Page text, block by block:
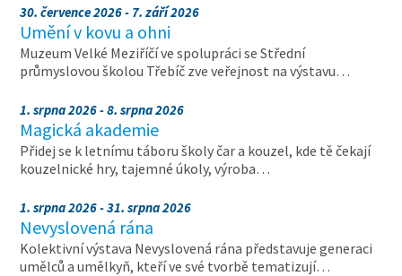
30. července 2026 - 7. září 2026
Umění v kovu a ohni
Muzeum Velké Meziříčí ve spolupráci se Střední
průmyslovou školou Třebíč zve veřejnost na výstavu…
1. srpna 2026 - 8. srpna 2026
Magická akademie
Přidej se k letnímu táboru školy čar a kouzel, kde tě čekají
kouzelnické hry, tajemné úkoly, výroba…
1. srpna 2026 - 31. srpna 2026
Nevyslovená rána
Kolektivní výstava Nevyslovená rána představuje generaci
umělců a umělkyň, kteří ve své tvorbě tematizují…